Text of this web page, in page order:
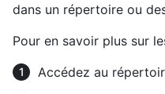
dans un répertoire ou
Pour en savoir plus sur
Accédez au